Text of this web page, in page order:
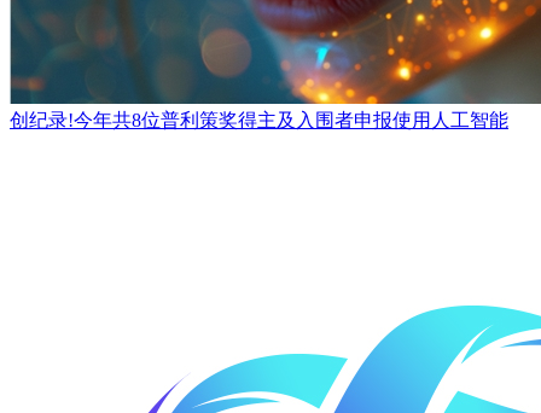
创纪录!今年共8位普利策奖得主及入围者申报使用人工智能